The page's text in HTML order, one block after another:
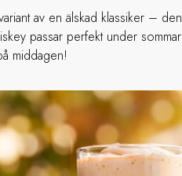
av en älskad klassiker –
passar perfekt under
middagen!